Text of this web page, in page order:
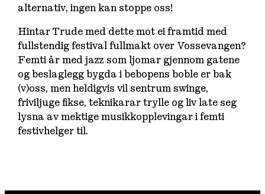
alternativ, ingen kan stoppe oss!
Hintar Trude med dette mot ei framtid med
fullstendig festival fullmakt over Vossevangen?
Femti år med jazz som ljomar gjennom gatene
og beslaglegg bygda i bebopens boble er bak
(v)oss, men heldigvis vil sentrum swinge,
friviljuge fikse, teknikarar trylle og liv late seg
lysna av mektige musikkopplevingar i femti
festivhelger til.